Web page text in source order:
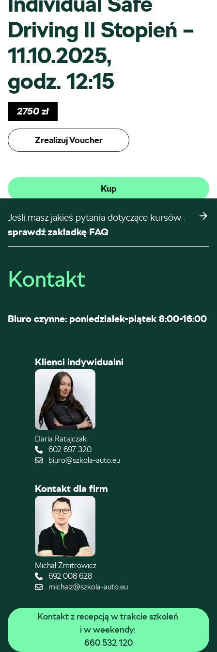
Driving II Stopień –
11.10.2025,
godz. 12:15
2750zł
Zrealizuj Voucher
Kup
Jeśli masz jakieś pytania dotyczące kursów -
sprawdź zakładkę FAQ
Kontakt
Biuro czynne: poniedziałek-piątek 8:00-16:00
Klienci indywidualni
Daria Ratajczak
602 697 320
biuro@szkola-auto.eu
Kontakt dla firm
Michał Zmitrowicz
692 008 628
michalz@szkola-auto.eu
Kontakt z recepcją w trakcie szkoleń
i w weekendy:
660 532 120